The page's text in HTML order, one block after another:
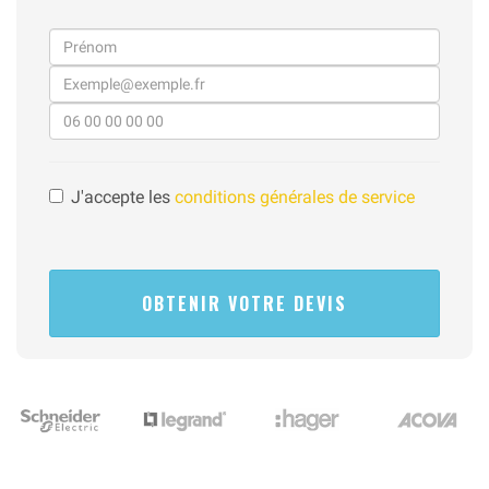
J'accepte les conditions générales de service